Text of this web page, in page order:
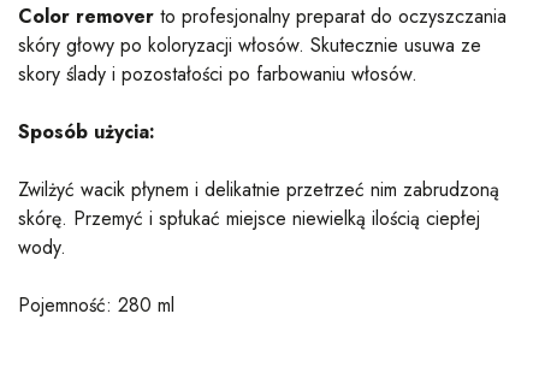
Color remover to profesjonalny preparat do oczyszczania
skóry głowy po koloryzacji włosów. Skutecznie usuwa ze
skory ślady i pozostałości po farbowaniu włosów.
Sposób użycia:
Zwilżyć wacik płynem i delikatnie przetrzeć nim zabrudzoną
skórę. Przemyć i spłukać miejsce niewielką ilością ciepłej
wody.
Pojemność: 280 ml